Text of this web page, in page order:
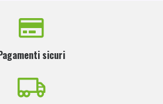
sicuri